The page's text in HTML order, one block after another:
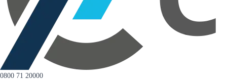
0800 71 20000